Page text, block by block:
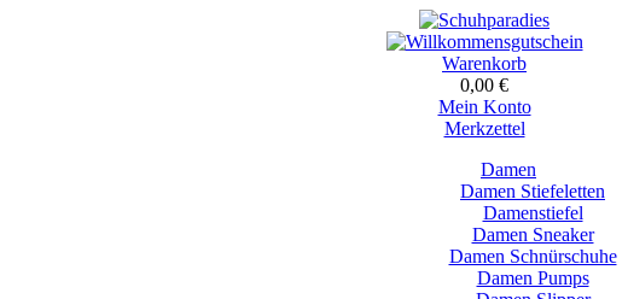
Warenkorb
0,00 €
Mein Konto
Merkzettel
Damen
Damen Stiefeletten
Damenstiefel
Damen Sneaker
Damen Schnürschuhe
Damen Pumps